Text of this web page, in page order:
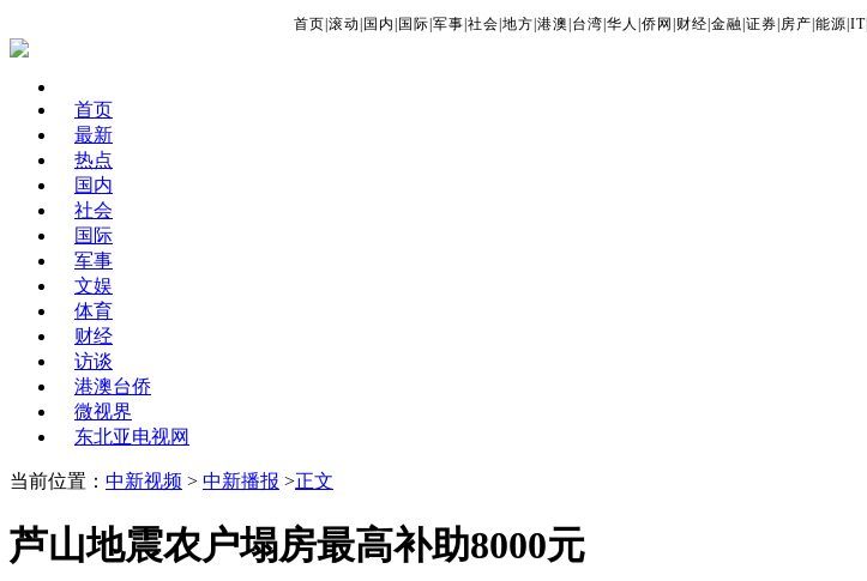
首页 滚动 国内 国际 军事 社会 地方 港澳 台湾 华人 侨网 财经 金融 证券 房产 能源 IT|
首页
最新
热点
国内
社会
国际
军事
文娱
体育
财经
访谈
港澳台侨
微视界
东北亚电视网
当前位置： 中新视频 > 中新播报 >正文
芦山地震农户塌房最高补助8000元